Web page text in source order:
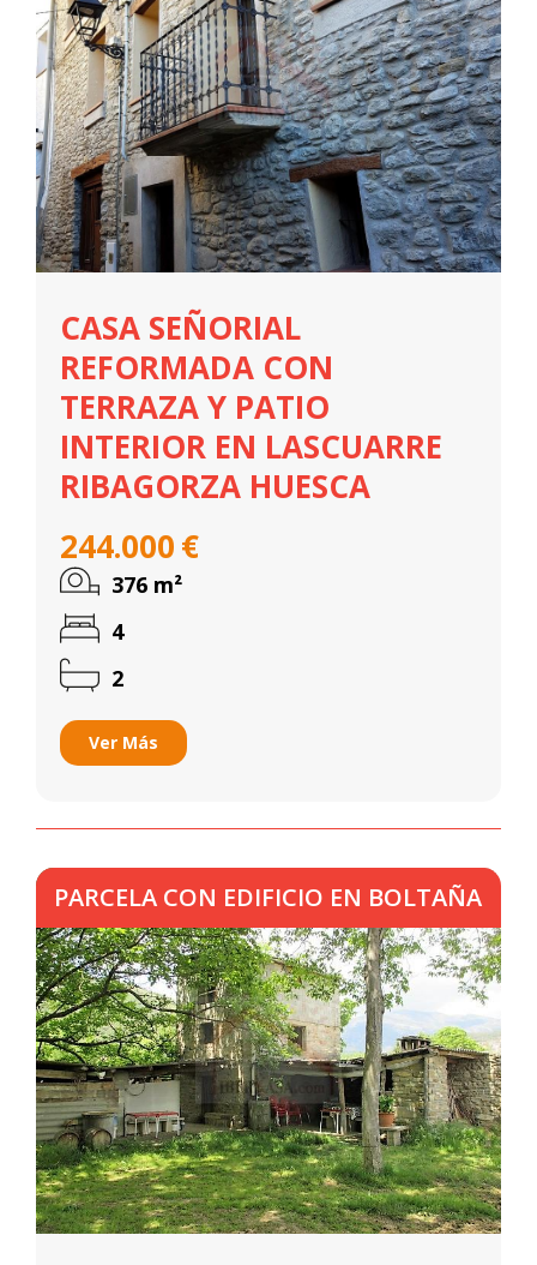
CASA SEÑORIAL
REFORMADA CON
TERRAZA Y PATIO
INTERIOR EN LASCUARRE
RIBAGORZA HUESCA
244.000€
376 m²
4
2
Ver Más
PARCELA CON EDIFICIO EN BOLTAÑA